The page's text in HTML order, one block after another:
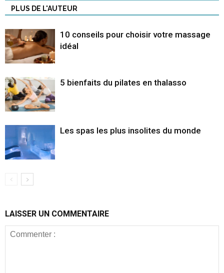
PLUS DE L'AUTEUR
10 conseils pour choisir votre massage
idéal
5 bienfaits du pilates en thalasso
Les spas les plus insolites du monde
LAISSER UN COMMENTAIRE